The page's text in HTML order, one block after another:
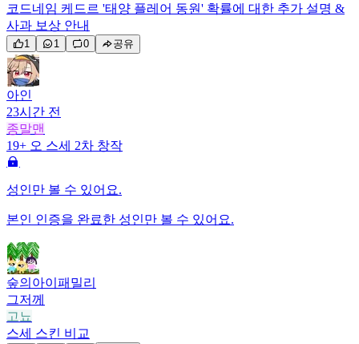
코드네임 케드르 '태양 플레어 동원' 확률에 대한 추가 설명 &
사과 보상 안내
1 1 0 공유
아인
23시간 전
종말맨
19+ 오 스세 2차 창작
성인만 볼 수 있어요.
본인 인증을 완료한 성인만 볼 수 있어요.
숲의아이패밀리
그저께
고뇨
스세 스킨 비교